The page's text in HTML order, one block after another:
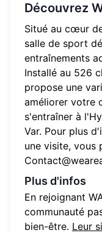
Découvrez
Situé au cœur
salle de sport
entraînements
Installé au 526
propose une
améliorer votre
s'entraîner à
Var. Pour plus
une visite, vous
Plus d'infos
En rejoignant
communauté
bien-être. Leur